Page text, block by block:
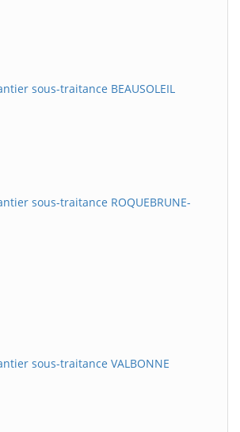
sous-traitance BEAUSOLEIL
sous-traitance ROQUEBRUNE-
sous-traitance VALBONNE